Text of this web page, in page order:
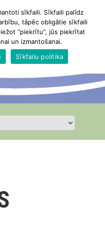
sīkfaili. Sīkfaili palīdz
tāpēc obligātie sīkfaili
“piekrītu”, jūs piekrītat
un izmantošanai.
Sīkfailu politika